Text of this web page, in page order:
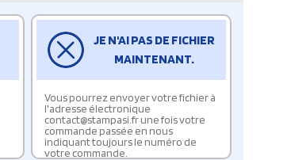
JE N'AI PAS DE FICHIER
MAINTENANT.
Vous pourrez envoyer votre fichier à
l'adresse électronique
contact@stampasi.fr une fois votre
commande passée en nous
indiquant toujours le numéro de
votre commande.